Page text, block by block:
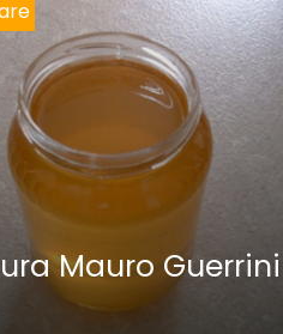
Mauro Guerrini